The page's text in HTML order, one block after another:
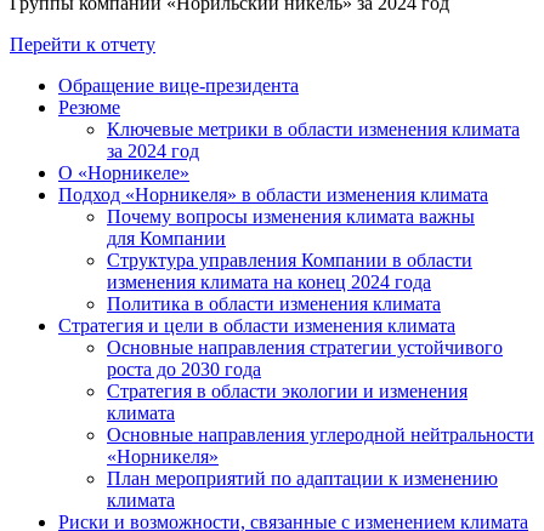
Перейти к отчету
Обращение вице-президента
Резюме
Ключевые метрики в области изменения климата
за 2024 год
О «Норникеле»
Подход «Норникеля» в области изменения климата
Почему вопросы изменения климата важны
для Компании
Структура управления Компании в области
изменения климата на конец 2024 года
Политика в области изменения климата
Стратегия и цели в области изменения климата
Основные направления стратегии устойчивого
роста до 2030 года
Стратегия в области экологии и изменения
климата
Основные направления углеродной нейтральности
«Норникеля»
План мероприятий по адаптации к изменению
климата
Риски и возможности, связанные с изменением климата